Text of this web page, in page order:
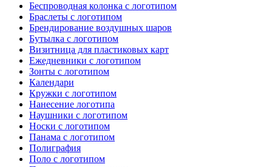
Беспроводная колонка с логотипом
Браслеты с логотипом
Брендирование воздушных шаров
Бутылка с логотипом
Визитница для пластиковых карт
Ежедневники с логотипом
Зонты с логотипом
Календари
Кружки с логотипом
Нанесение логотипа
Наушники с логотипом
Носки с логотипом
Панама с логотипом
Полиграфия
Поло с логотипом